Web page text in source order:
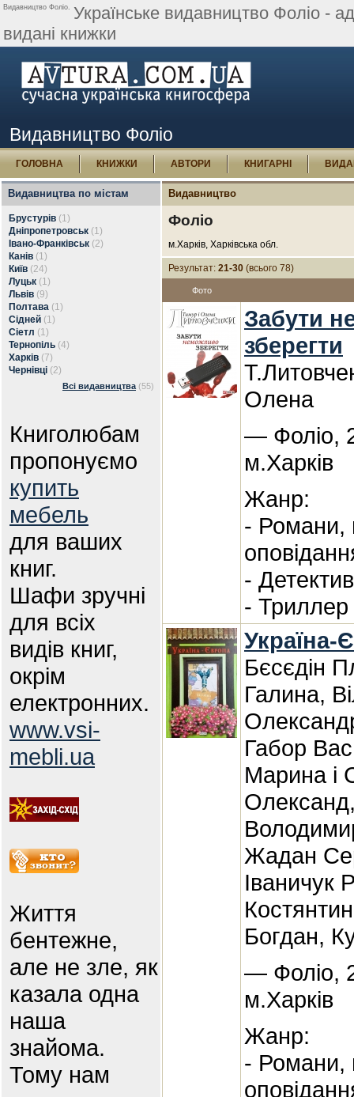
Видавництво Фоліо. Українське видавництво Фоліо -
видані книжки
Видавництво Фоліо
ГОЛОВНА КНИЖКИ АВТОРИ КНИГАРНІ
Видавництва по містам
Брустурів (1)
Дніпропетровськ (1)
Івано-Франківськ (2)
Канів (1)
Київ (24)
Луцьк (1)
Львів (9)
Полтава (1)
Сідней (1)
Сіетл (1)
Тернопіль (4)
Харків (7)
Чернівці (2)
Всі видавництва (55)
Книголюбам
пропонуємо
купить
мебель
для ваших
книг.
Шафи зручні
для всіх
видів книг,
окрім
електронних.
www.vsi-
mebli.ua
Життя
бентежне,
але не зле, як
казала одна
наша
знайома.
Тому нам
Видавництво
Фоліо
м.Харків, Харківська обл.
Результат: 21-30 (всього 78)
Фото
Забути
зберегти
Олена
— Фоліо,
м.Харків
Жанр:
- Романи,
-
- Триллер
Україна-
Бєсєдін
Галина,
Габор
Марина і
Жадан
Іваничук
Богдан,
— Фоліо,
м.Харків
Жанр:
- Романи,